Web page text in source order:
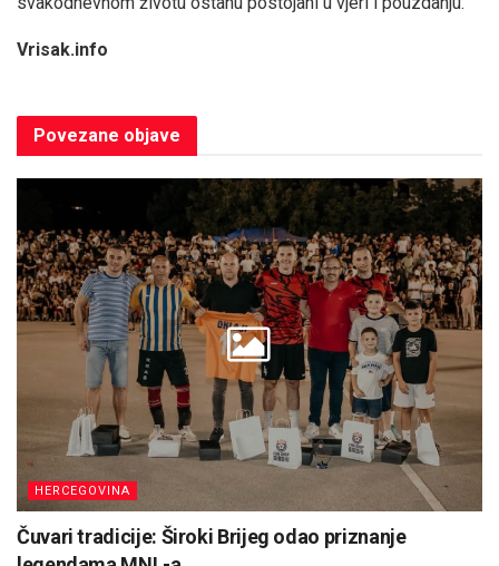
Vrisak.info
Povezane objave
HERCEGOVINA
Čuvari tradicije: Široki Brijeg odao priznanje